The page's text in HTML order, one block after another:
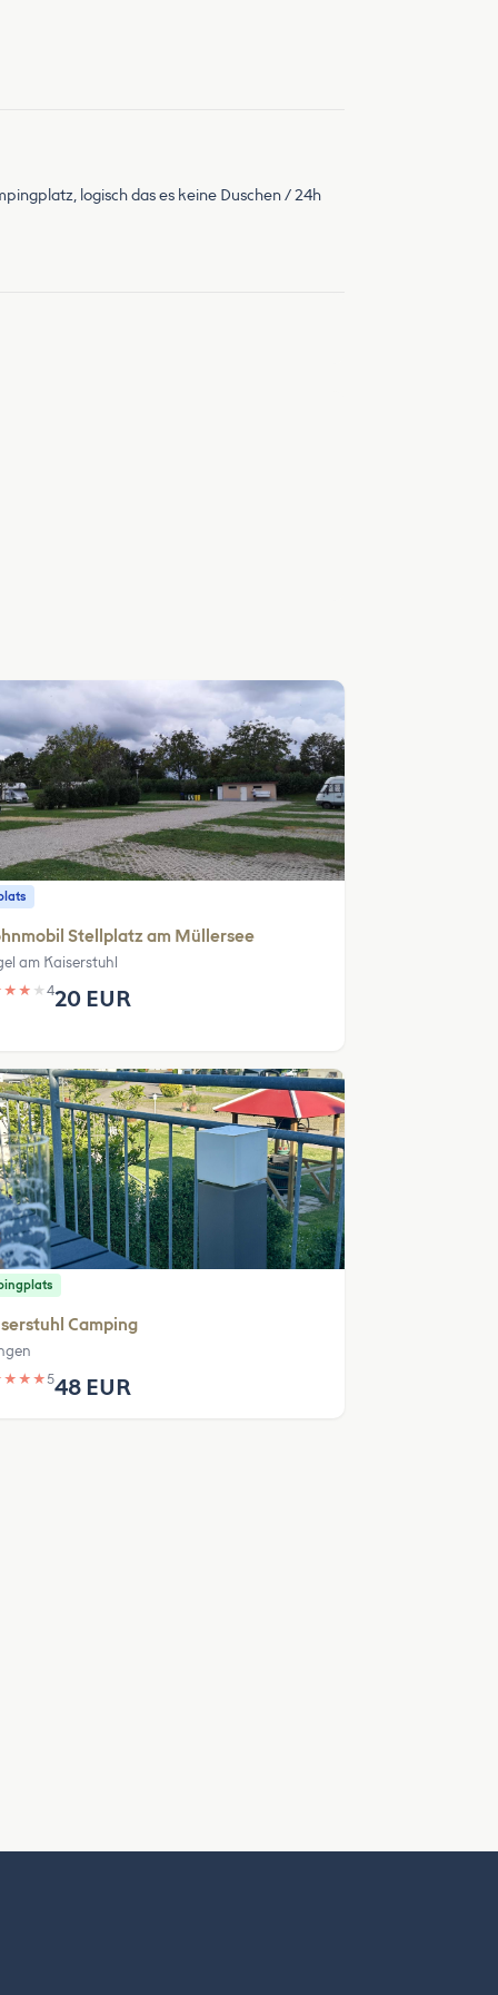
logisch das es keine Duschen / 24h
Stellplatz am Müllersee
am Kaiserstuhl
★ ★ ★ 420 EUR
Camping
★ ★ ★548 EUR